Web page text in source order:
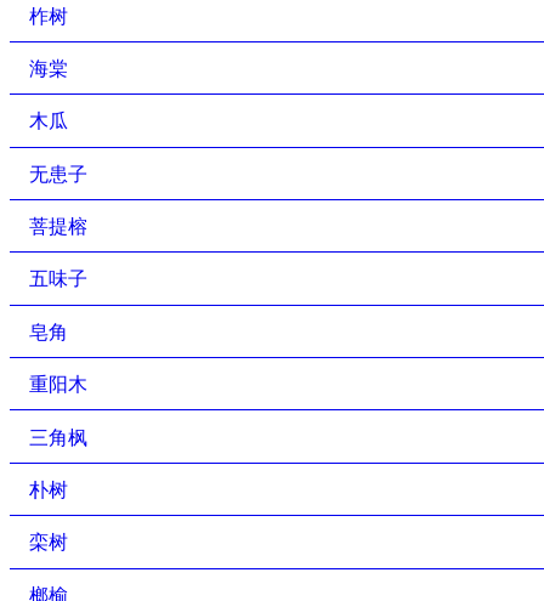
柞树
海棠
木瓜
无患子
菩提榕
五味子
皂角
重阳木
三角枫
朴树
栾树
榔榆